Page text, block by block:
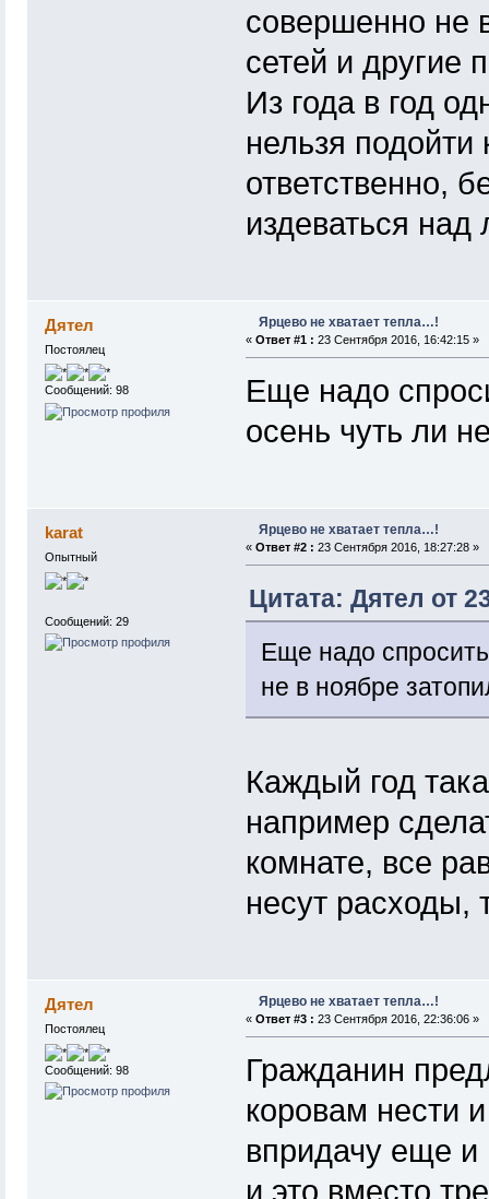
совершенно не
сетей и другие
Из года в год
нельзя подойти
ответственно,
издеваться
Дятел
Постоялец
Сообщений: 98
Ярцево не хватает тепла…!
« Ответ #1 : 23 Сентября 2016, 16:42:15 »
Еще надо
осень чуть ли
karat
Опытный
Сообщений: 29
Ярцево не хватает тепла…!
« Ответ #2 : 23 Сентября 2016, 18:27:28 »
Цитата: Дятел от
Еще надо
не в ноябре
Каждый год
например
комнате, все
несут расходы,
Дятел
Постоялец
Сообщений: 98
Ярцево не хватает тепла…!
« Ответ #3 : 23 Сентября 2016, 22:36:06 »
Гражданин
коровам нести
впридачу еще и
и это вместо